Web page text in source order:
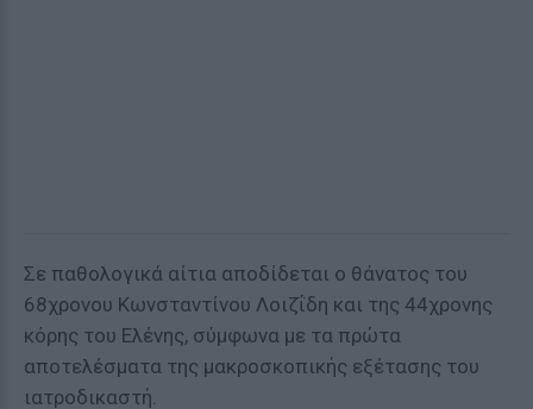
Σε παθολογικά αίτια αποδίδεται ο θάνατος του
68χρονου Κωνσταντίνου Λοιζΐδη και της 44χρονης
κόρης του Ελένης, σύμφωνα με τα πρώτα
αποτελέσματα της μακροσκοπικής εξέτασης του
ιατροδικαστή.